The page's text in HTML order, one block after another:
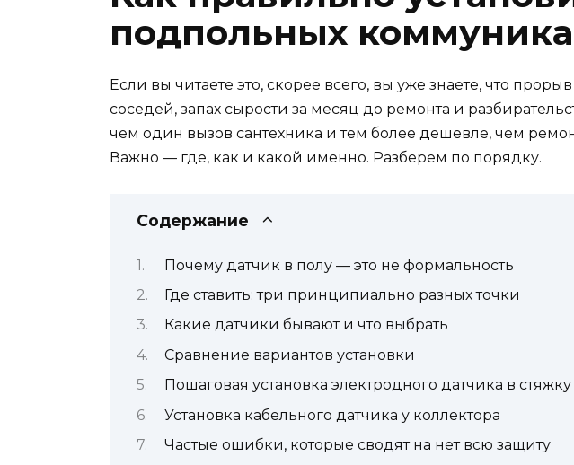
подпольных
Если вы читаете это, скорее всего, вы уже знаете, что
соседей, запах сырости за месяц до ремонта и
чем один вызов сантехника и тем более дешевле, чем
Важно — где, как и какой именно. Разберем по порядку.
Содержание
Почему датчик в полу — это не формальность
Где ставить: три принципиально разных точки
Какие датчики бывают и что выбрать
Сравнение вариантов установки
Пошаговая установка электродного датчика в стяжку
Установка кабельного датчика у коллектора
Частые ошибки, которые сводят на нет всю защиту